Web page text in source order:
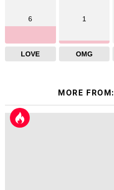
6
LOVE
1
OMG
MORE FROM: